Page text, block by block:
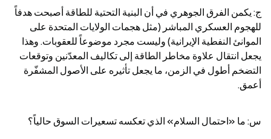
أعمق.
س: ما «احتمال السلام» الذي تعكسه تسعيرات السوق حالياً؟